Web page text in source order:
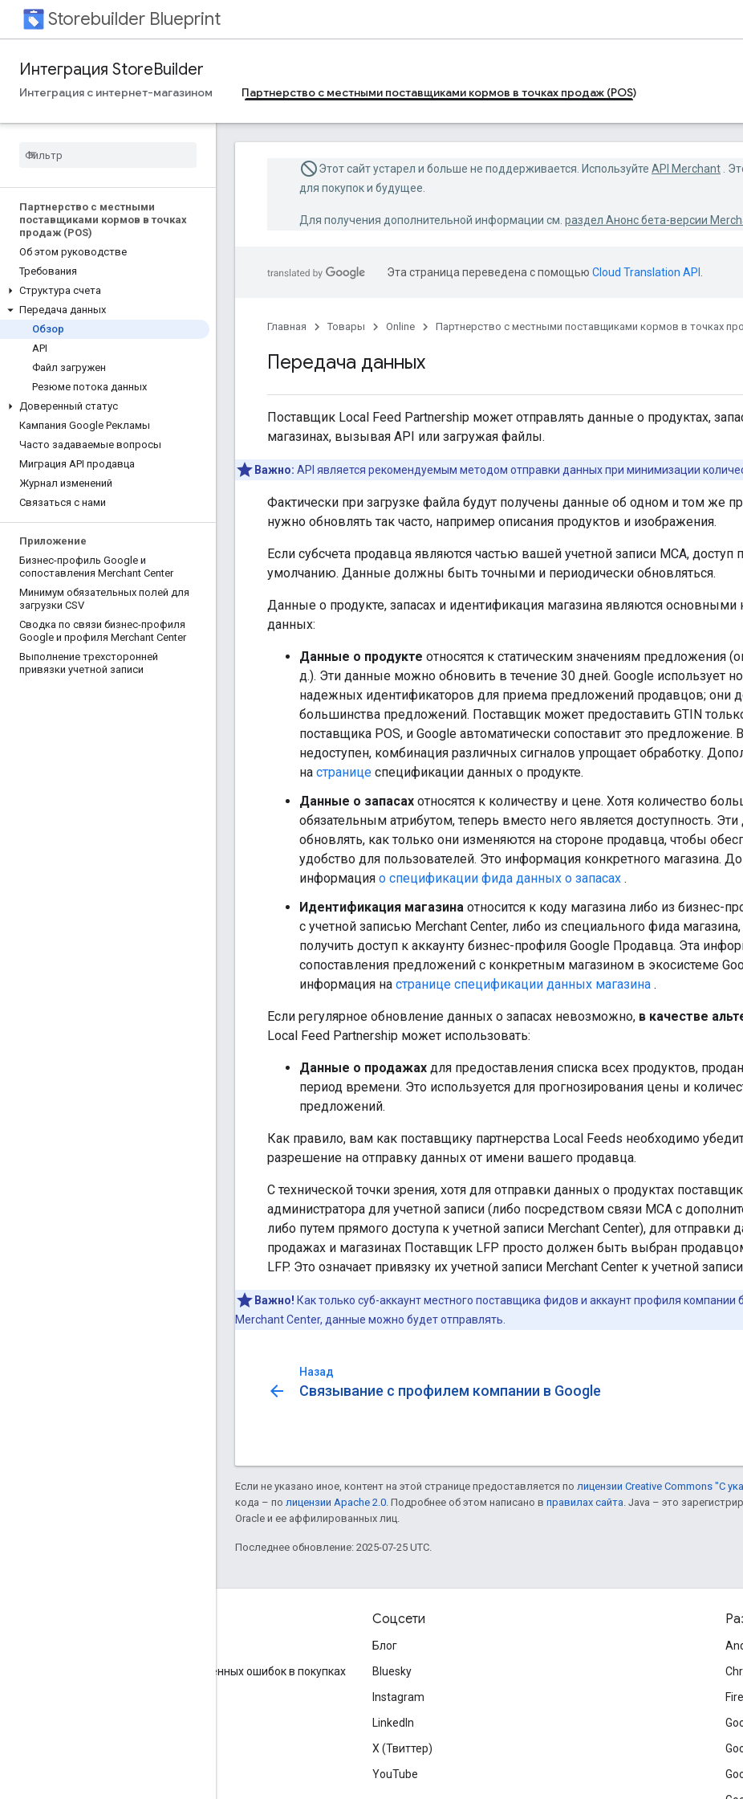
Storebuilder Blueprint
Интеграция StoreBuilder
Интеграция с интернет-магазином Партнерство с местными поставщиками кормов в точках продаж (POS)
Партнерство с местными
поставщиками кормов в точках
продаж (POS)
Об этом руководстве
Требования
Структура счета
Передача данных
Обзор
API
Файл загружен
Резюме потока данных
Доверенный статус
Кампания Google Рекламы
Часто задаваемые вопросы
Миграция API продавца
Журнал изменений
Связаться с нами
Приложение
Бизнес-профиль Google и
сопоставления Merchant Center
Минимум обязательных полей для
загрузки CSV
Сводка по связи бизнес-профиля
Google и профиля Merchant Center
Выполнение трехсторонней
привязки учетной записи
Этот сайт устарел и больше не поддерживается. Используйте API Merchant .
для покупок и будущее.
Для получения дополнительной информации см. раздел Анонс бета-версии
Эта страница переведена с помощью Cloud Translation API
Главная Товары Online Партнерство с местными поставщиками кормов в точках
Передача данных
Поставщик Local Feed Partnership может отправлять данные о продуктах,
магазинах, вызывая API или загружая файлы.
Важно: API является рекомендуемым методом отправки данных при минимизации
Фактически при загрузке файла будут получены данные об одном и том же
нужно обновлять так часто, например описания продуктов и изображения.
Если субсчета продавца являются частью вашей учетной записи MCA, доступ
умолчанию. Данные должны быть точными и периодически обновляться.
Данные о продукте, запасах и идентификация магазина являются
данных:
Данные о продукте относятся к статическим значениям предложения
д.). Эти данные можно обновить в течение 30 дней. Google использует
надежных идентификаторов для приема предложений продавцов; они
большинства предложений. Поставщик может предоставить GTIN
поставщика POS, и Google автоматически сопоставит это предложение.
недоступен, комбинация различных сигналов упрощает обработку.
на странице спецификации данных о продукте.
Данные о запасах относятся к количеству и цене. Хотя количество
обязательным атрибутом, теперь вместо него является доступность.
обновлять, как только они изменяются на стороне продавца, чтобы
удобство для пользователей. Это информация конкретного магазина.
информация о спецификации фида данных о запасах .
Идентификация магазина относится к коду магазина либо из бизнес-
с учетной записью Merchant Center, либо из специального фида
получить доступ к аккаунту бизнес-профиля Google Продавца. Эта
сопоставления предложений с конкретным магазином в экосистеме
информация на странице спецификации данных магазина .
Если регулярное обновление данных о запасах невозможно, в качестве
Local Feed Partnership может использовать:
Данные о продажах для предоставления списка всех продуктов,
период времени. Это используется для прогнозирования цены и
предложений.
Как правило, вам как поставщику партнерства Local Feeds необходимо
разрешение на отправку данных от имени вашего продавца.
С технической точки зрения, хотя для отправки данных о продуктах
администратора для учетной записи (либо посредством связи MCA с
либо путем прямого доступа к учетной записи Merchant Center), для отправки
продажах и магазинах Поставщик LFP просто должен быть выбран
LFP. Это означает привязку их учетной записи Merchant Center к учетной
Важно! Как только суб-аккаунт местного поставщика фидов и аккаунт профиля компании
Merchant Center, данные можно будет отправлять.
Назад
arrow_back Связывание с профилем компании в Google
Если не указано иное, контент на этой странице предоставляется по лицензии Creative Commons "С
кода – по лицензии Apache 2.0. Подробнее об этом написано в правилах сайта. Java – это
Oracle и ее аффилированных лиц.
Последнее обновление: 2025-07-25 UTC.
Google Content API для распространенных ошибок в покупках
Соцсети
Блог
Bluesky
Instagram
LinkedIn
X (Твиттер)
YouTube